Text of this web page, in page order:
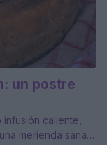
un postre
caliente,
merienda sana…